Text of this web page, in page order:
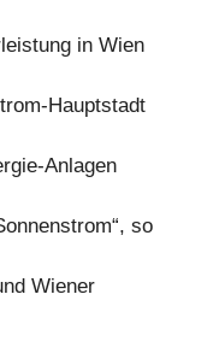
in Wien
Hauptstadt
Anlagen
so
Wiener